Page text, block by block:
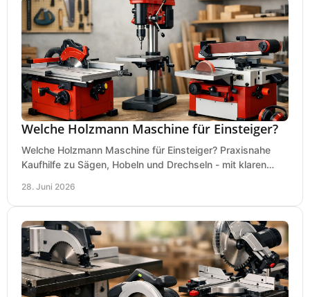
Welche Holzmann Maschine für Einsteiger?
Welche Holzmann Maschine für Einsteiger? Praxisnahe
Kaufhilfe zu Sägen, Hobeln und Drechseln - mit klaren
28. Juni 2026